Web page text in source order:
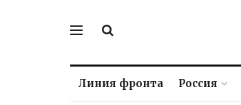
Линия фронта Россия